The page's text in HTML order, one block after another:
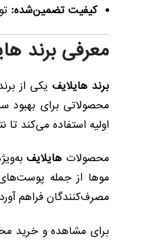
کیفیت تضمین‌شده:
معرفی برند
برند هایلایفیکی از
محصولاتی برای بهبود
اولیه استفاده می‌کند
محصولات هایلایف
موها از جمله
مصرف‌کنندگان فراهم
برای مشاهده و خرید